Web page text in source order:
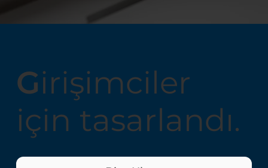
Girişimciler
için tasarlandı.